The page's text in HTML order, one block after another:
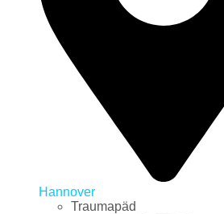
Hannover
Traumapäd